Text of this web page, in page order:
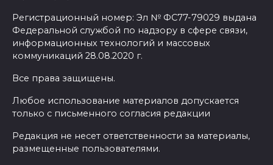
Регистрационный номер: Эл № ФС77-79029 выдана
Федеральной службой по надзору в сфере связи,
информационных технологий и массовых
коммуникаций 28.08.2020 г.
Все права защищены.
Любое использование материалов допускается
только с письменного согласия редакции
Редакция не несет ответственности за материалы,
размещенные пользователями.